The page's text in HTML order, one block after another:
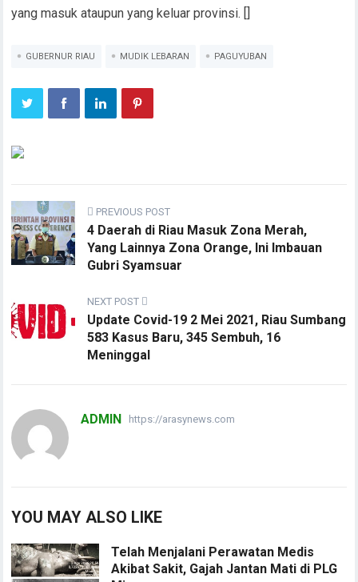
yang masuk ataupun yang keluar provinsi. []
GUBERNUR RIAU MUDIK LEBARAN PAGUYUBAN
PREVIOUS POST
4 Daerah di Riau Masuk Zona Merah,
Yang Lainnya Zona Orange, Ini Imbauan
Gubri Syamsuar
NEXT POST
Update Covid-19 2 Mei 2021, Riau Sumbang
583 Kasus Baru, 345 Sembuh, 16
Meninggal
ADMIN https://arasynews.com
YOU MAY ALSO LIKE
Telah Menjalani Perawatan Medis
Akibat Sakit, Gajah Jantan Mati di PLG